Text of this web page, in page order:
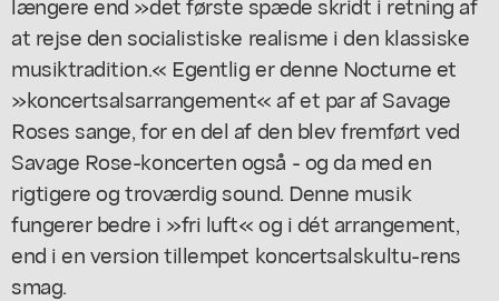
at rejse den socialistiske realisme i den klassiske
musiktradition.« Egentlig er denne Nocturne et
»koncertsalsarrangement« af et par af Savage
Roses sange, for en del af den blev fremført ved
Savage Rose-koncerten også - og da med en
rigtigere og troværdig sound. Denne musik
fungerer bedre i »fri luft« og i dét arrangement,
end i en version tillempet koncertsalskultu-rens
smag.